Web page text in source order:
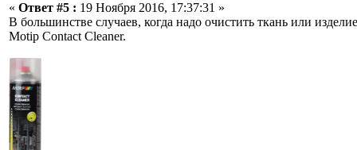
« Ответ #5 : 19 Ноября 2016, 17:37:31 »
В большинстве случаев, когда надо очистить ткань или
Motip Contact Cleaner.